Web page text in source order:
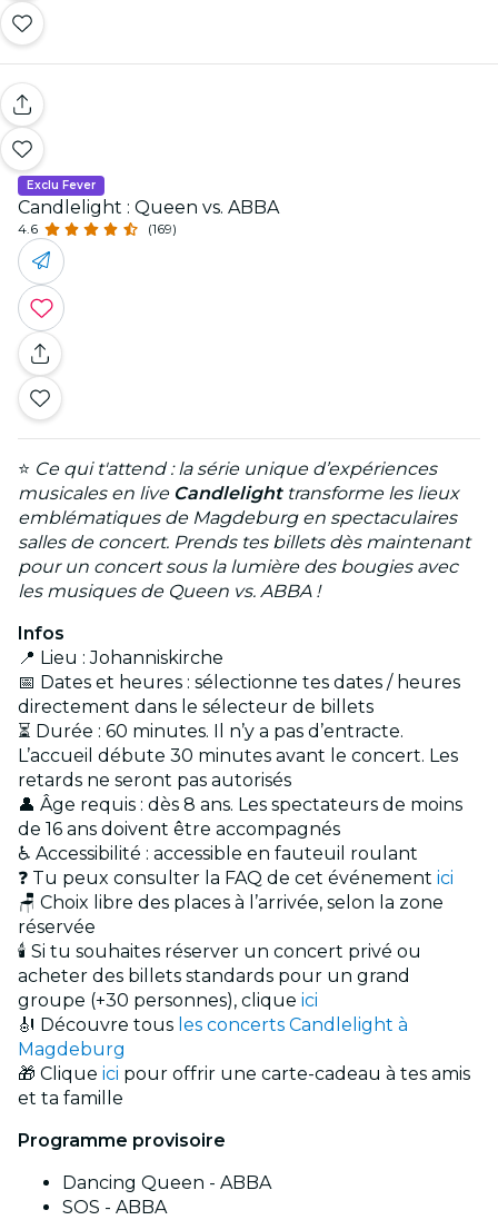
Exclu Fever
Candlelight : Queen vs. ABBA
4.6 (169)
⭐ Ce qui t'attend : la série unique d’expériences
musicales en live Candlelighttransforme les lieux
emblématiques de Magdeburg en spectaculaires
salles de concert. Prends tes billets dès maintenant
pour un concert sous la lumière des bougies avec
les musiques de Queen vs. ABBA !
Infos
📍 Lieu : Johanniskirche
📅 Dates et heures : sélectionne tes dates / heures
directement dans le sélecteur de billets
⏳ Durée : 60 minutes. Il n’y a pas d’entracte.
L’accueil débute 30 minutes avant le concert. Les
retards ne seront pas autorisés
👤 Âge requis : dès 8 ans. Les spectateurs de moins
de 16 ans doivent être accompagnés
♿ Accessibilité : accessible en fauteuil roulant
❓ Tu peux consulter la FAQ de cet événement ici
🪑 Choix libre des places à l’arrivée, selon la zone
réservée
🕯️ Si tu souhaites réserver un concert privé ou
acheter des billets standards pour un grand
groupe (+30 personnes), clique ici
🎻 Découvre tous les concerts Candlelight à
Magdeburg
🎁 Clique ici pour offrir une carte-cadeau à tes amis
et ta famille
Programme provisoire
Dancing Queen - ABBA
SOS - ABBA